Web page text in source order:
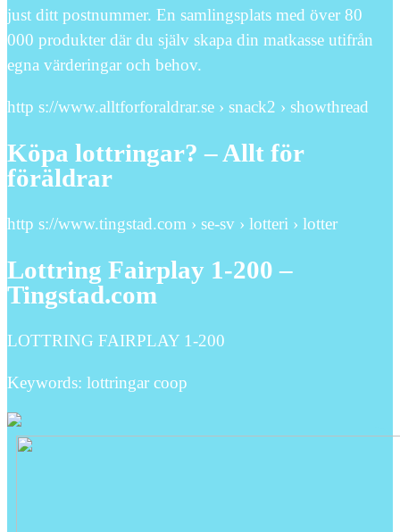
just ditt postnummer. En samlingsplats med över 80
000 produkter där du själv skapa din matkasse utifrån
egna värderingar och behov.
http s://www.alltforforaldrar.se › snack2 › showthread
Köpa lottringar? – Allt för
föräldrar
http s://www.tingstad.com › se-sv › lotteri › lotter
Lottring Fairplay 1-200 –
Tingstad.com
LOTTRING FAIRPLAY 1-200
Keywords: lottringar coop